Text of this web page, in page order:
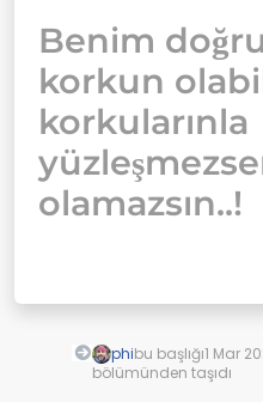
Benim
korkun
korkularınla
olamazsın..!
phibu başlığı1 Mar
bölümünden taşıdı